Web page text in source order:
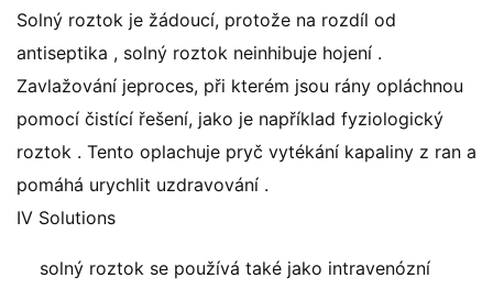
Solný roztok je žádoucí, protože na rozdíl od
antiseptika , solný roztok neinhibuje hojení .
Zavlažování jeproces, při kterém jsou rány opláchnou
pomocí čistící řešení, jako je například fyziologický
roztok . Tento oplachuje pryč vytékání kapaliny z ran a
pomáhá urychlit uzdravování .
IV Solutions
solný roztok se používá také jako intravenózní